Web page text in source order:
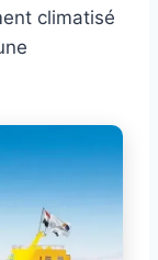
climatisé